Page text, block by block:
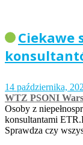
Ciekawe
14 października,
WTZ PSONI
Osoby z
konsultantami
Sprawdza czy